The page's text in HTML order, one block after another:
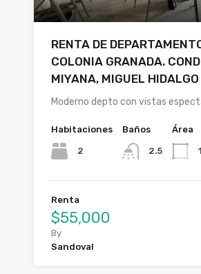
RENTA DE
COLONIA GRANADA.
MIYANA, MIGUEL HIDALGO
Moderno depto con vistas
Habitaciones
2
Baños
2.5
Área
Renta
$55,000
By
Sandoval